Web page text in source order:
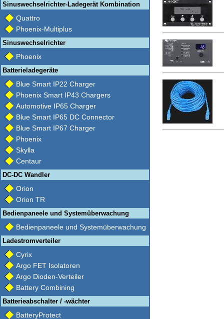
Sinuswechselrichter-Ladegerät Kombination
Quattro
Phoenix-Multiplus
Sinuswechselrichter
Phoenix
Batterieladegeräte
Blue Smart IP22 Charger
Phoenix Smart IP43 Chargers
Automotive IP65 Charger
Blue Smart IP65 DC Connector
Blue Smart IP67 Charger
Phoenix
Skylla
Centaur
DC-DC Wandler
Orion
Orion TR
Bedienpaneele und Systemüberwachung
Bedienpaneele und Systemüberwachung
Ladestromverteiler
Cyrix
Argo FET Isolatoren
Argo Dioden-Verteiler
Battery Combining
Batterieabschalter / -wächter
BatteryProtect